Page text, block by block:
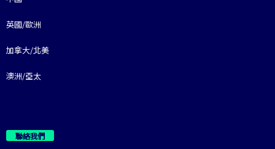
英國/歐洲
加拿大/北美
澳洲/亞太
聯絡我們